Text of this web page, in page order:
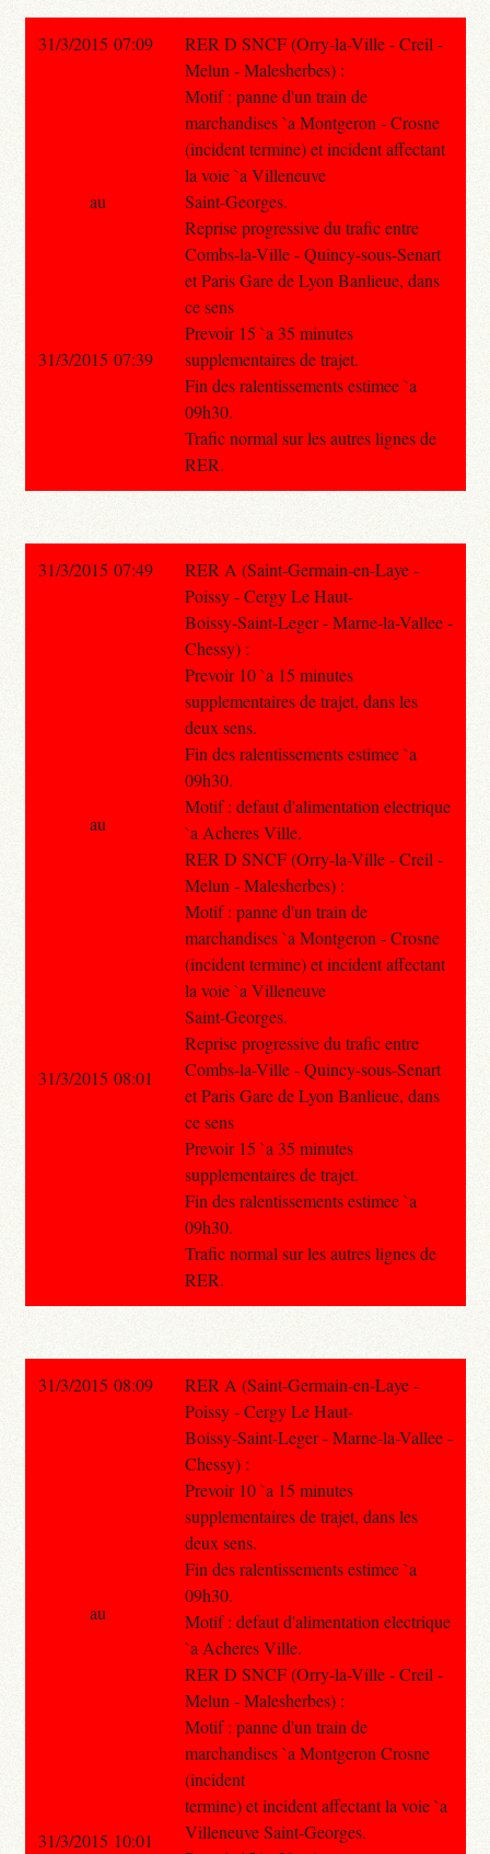
31/3/2015 07:09
RER D SNCF (Orry-la-Ville - Creil -
Melun - Malesherbes) :
Motif : panne d'un train de
marchandises `a Montgeron - Crosne
(incident termine) et incident affectant
la voie `a Villeneuve
Saint-Georges.
Reprise progressive du trafic entre
Combs-la-Ville - Quincy-sous-Senart
et Paris Gare de Lyon Banlieue, dans
ce sens
Prevoir 15 `a 35 minutes
supplementaires de trajet.
Fin des ralentissements estimee `a
09h30.
Trafic normal sur les autres lignes de
RER.
au
31/3/2015 07:39
31/3/2015 07:49
RER A (Saint-Germain-en-Laye -
Poissy - Cergy Le Haut-
Boissy-Saint-Leger - Marne-la-Vallee -
Chessy) :
Prevoir 10 `a 15 minutes
supplementaires de trajet, dans les
deux sens.
Fin des ralentissements estimee `a
09h30.
Motif : defaut d'alimentation electrique
`a Acheres Ville.
RER D SNCF (Orry-la-Ville - Creil -
Melun - Malesherbes) :
Motif : panne d'un train de
marchandises `a Montgeron - Crosne
(incident termine) et incident affectant
la voie `a Villeneuve
Saint-Georges.
Reprise progressive du trafic entre
Combs-la-Ville - Quincy-sous-Senart
et Paris Gare de Lyon Banlieue, dans
ce sens
Prevoir 15 `a 35 minutes
supplementaires de trajet.
Fin des ralentissements estimee `a
09h30.
Trafic normal sur les autres lignes de
RER.
au
31/3/2015 08:01
31/3/2015 08:09
RER A (Saint-Germain-en-Laye -
Poissy - Cergy Le Haut-
Boissy-Saint-Leger - Marne-la-Vallee -
Chessy) :
Prevoir 10 `a 15 minutes
supplementaires de trajet, dans les
deux sens.
Fin des ralentissements estimee `a
09h30.
Motif : defaut d'alimentation electrique
`a Acheres Ville.
RER D SNCF (Orry-la-Ville - Creil -
Melun - Malesherbes) :
Motif : panne d'un train de
marchandises `a Montgeron Crosne
(incident
termine) et incident affectant la voie `a
Villeneuve Saint-Georges.
au
31/3/2015 10:01